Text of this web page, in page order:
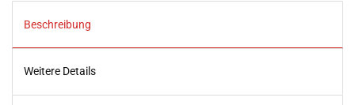
Beschreibung
Weitere Details